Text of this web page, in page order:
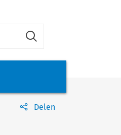
Delen